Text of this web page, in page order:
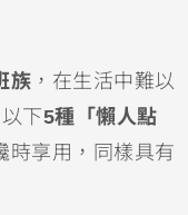
族 ，在生活中難以
下5種「懶人點
時享用，同樣具有